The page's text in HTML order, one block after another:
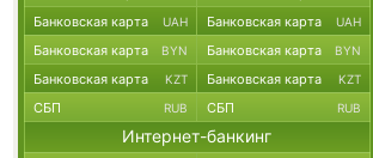
Банковская карта UAH Банковская карта UAH
Банковская карта BYN Банковская карта BYN
Банковская карта KZT Банковская карта KZT
СБП RUB СБП RUB
Интернет-банкинг